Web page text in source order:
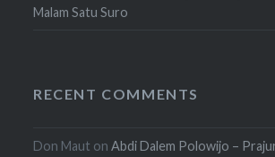
Malam Satu Suro
RECENT COMMENTS
Don Maut onAbdi Dalem Polowijo –